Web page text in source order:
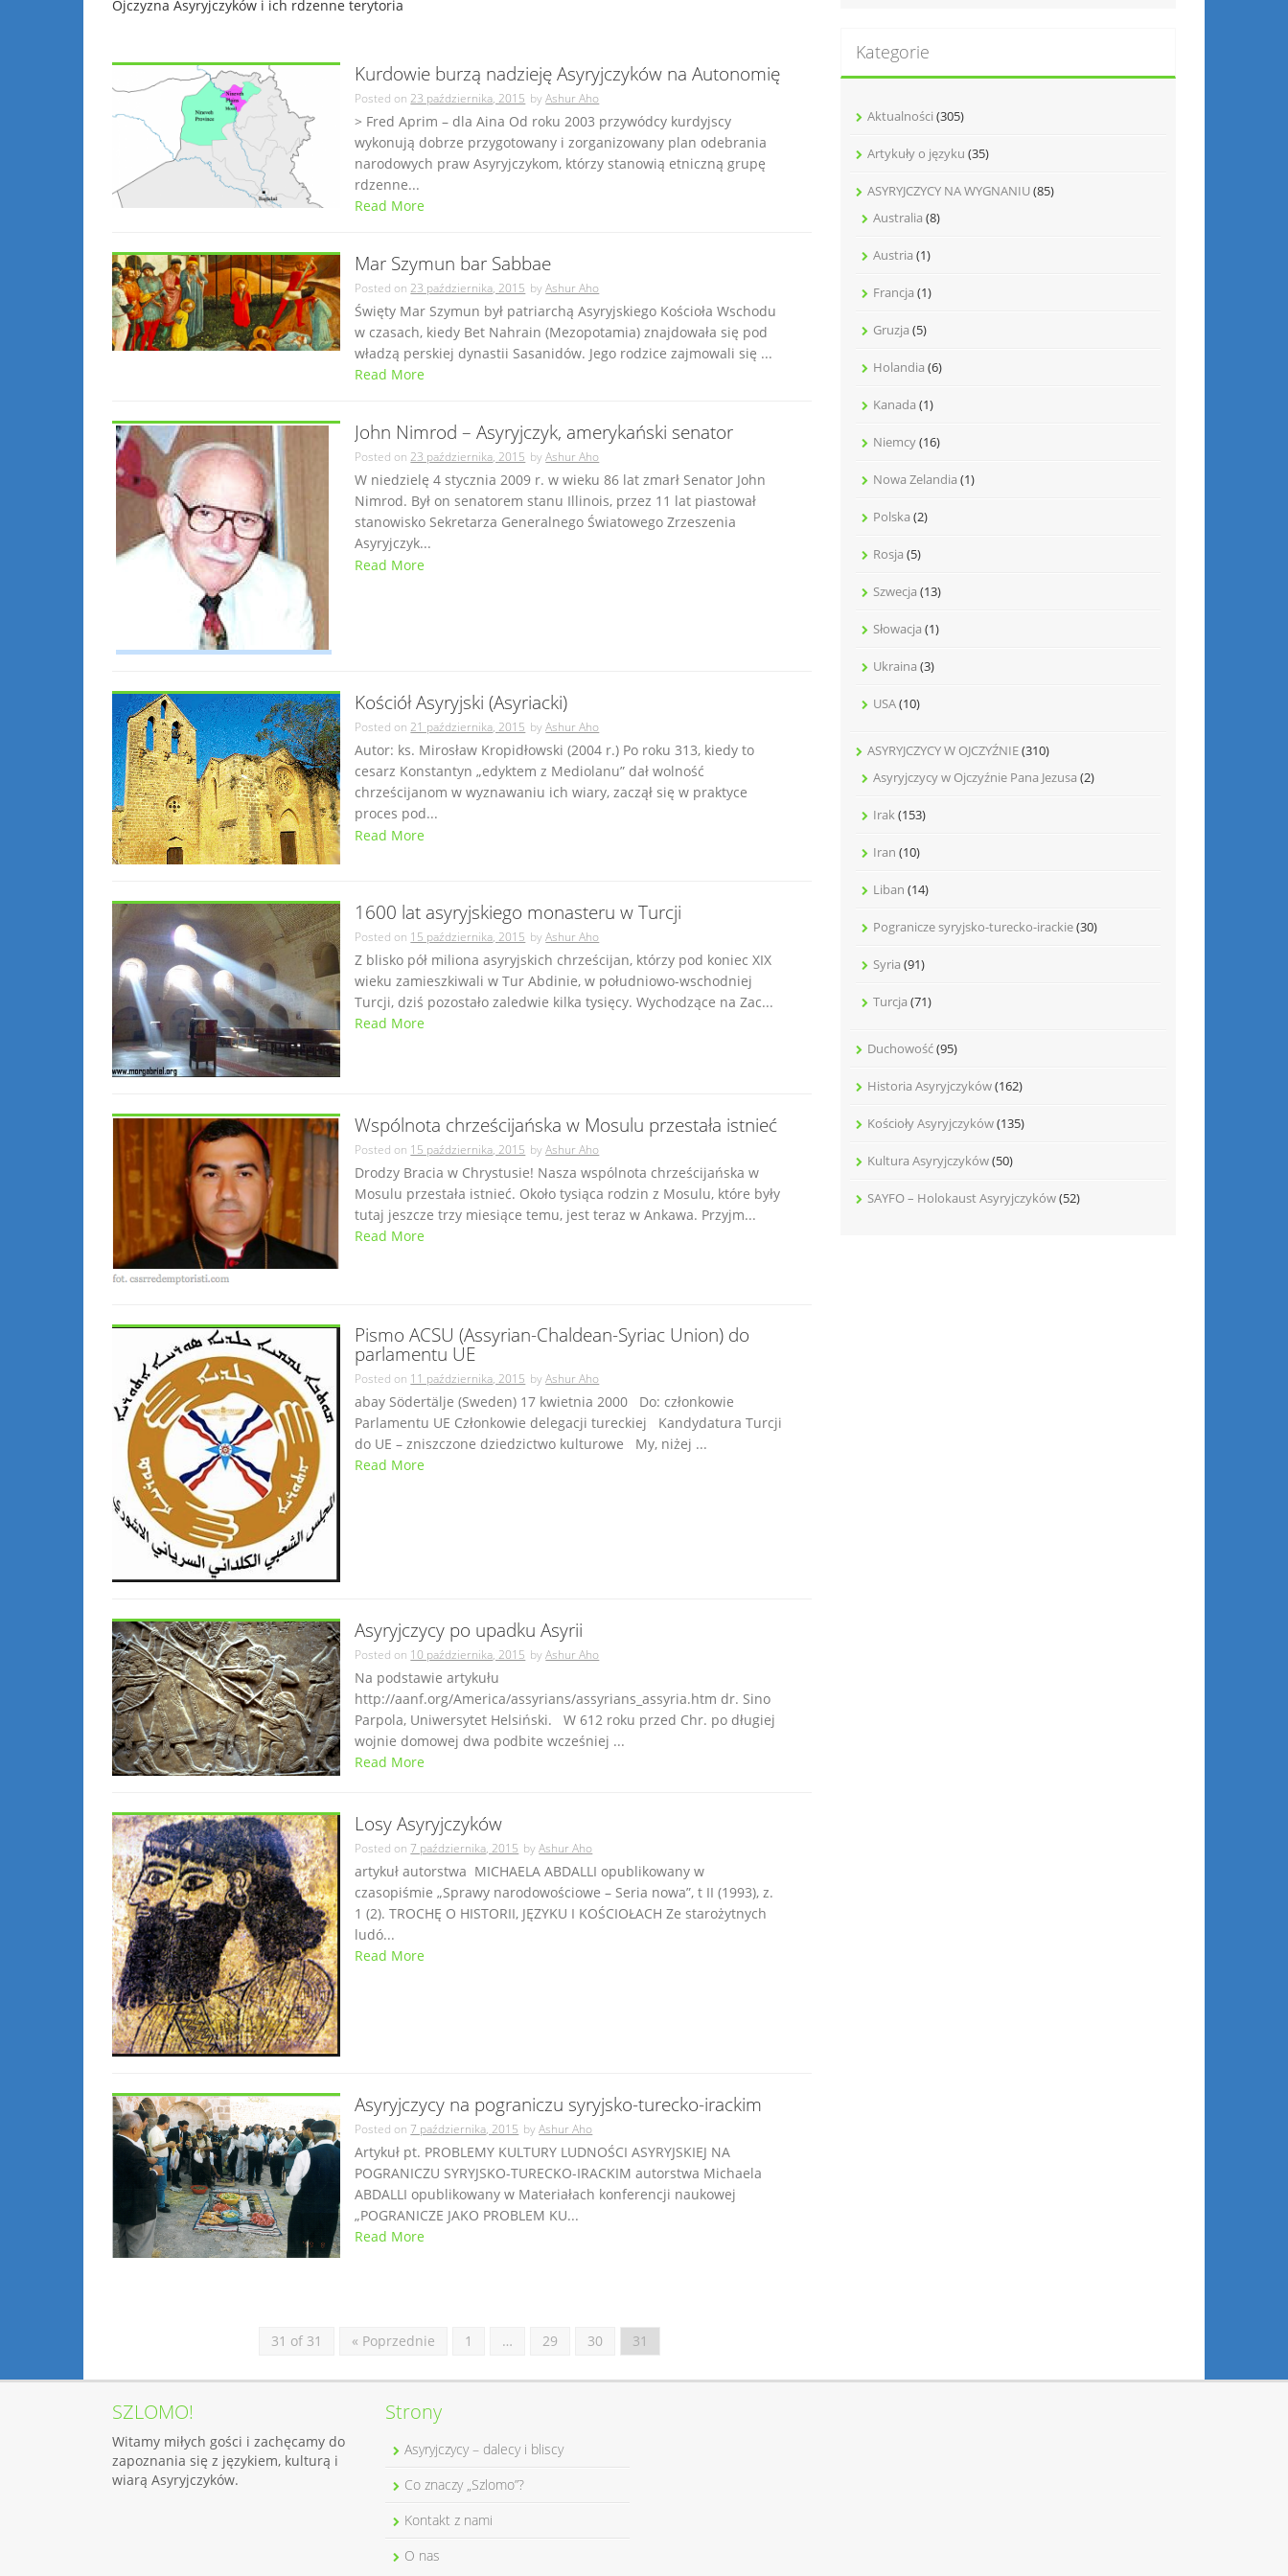
Ojczyzna Asyryjczyków i ich rdzenne terytoria
Kurdowie burzą nadzieję Asyryjczyków na Autonomię
Posted on23 października, 2015 byAshur Aho
> Fred Aprim – dla Aina Od roku 2003 przywódcy kurdyjscy
wykonują dobrze przygotowany i zorganizowany plan odebrania
narodowych praw Asyryjczykom, którzy stanowią etniczną grupę
rdzenne...
Read More
Mar Szymun bar Sabbae
Posted on23 października, 2015 byAshur Aho
Święty Mar Szymun był patriarchą Asyryjskiego Kościoła Wschodu
w czasach, kiedy Bet Nahrain (Mezopotamia) znajdowała się pod
władzą perskiej dynastii Sasanidów. Jego rodzice zajmowali się ...
Read More
John Nimrod – Asyryjczyk, amerykański senator
Posted on23 października, 2015 byAshur Aho
W niedzielę 4 stycznia 2009 r. w wieku 86 lat zmarł Senator John
Nimrod. Był on senatorem stanu Illinois, przez 11 lat piastował
stanowisko Sekretarza Generalnego Światowego Zrzeszenia
Asyryjczyk...
Read More
Kościół Asyryjski (Asyriacki)
Posted on21 października, 2015 byAshur Aho
Autor: ks. Mirosław Kropidłowski (2004 r.) Po roku 313, kiedy to
cesarz Konstantyn „edyktem z Mediolanu” dał wolność
chrześcijanom w wyznawaniu ich wiary, zaczął się w praktyce
proces pod...
Read More
1600 lat asyryjskiego monasteru w Turcji
Posted on 15 października, 2015 byAshur Aho
Z blisko pół miliona asyryjskich chrześcijan, którzy pod koniec XIX
wieku zamieszkiwali w Tur Abdinie, w południowo-wschodniej
Turcji, dziś pozostało zaledwie kilka tysięcy. Wychodzące na Zac...
Read More
Wspólnota chrześcijańska w Mosulu przestała istnieć
Posted on 15 października, 2015 byAshur Aho
Drodzy Bracia w Chrystusie! Nasza wspólnota chrześcijańska w
Mosulu przestała istnieć. Około tysiąca rodzin z Mosulu, które były
tutaj jeszcze trzy miesiące temu, jest teraz w Ankawa. Przyjm...
Read More
Pismo ACSU (Assyrian-Chaldean-Syriac Union) do
parlamentu UE
Posted on 11 października, 2015 byAshur Aho
abay Södertälje (Sweden) 17 kwietnia 2000 Do: członkowie
Parlamentu UE Członkowie delegacji tureckiej Kandydatura Turcji
do UE – zniszczone dziedzictwo kulturowe My, niżej ...
Read More
Asyryjczycy po upadku Asyrii
Posted on 10 października, 2015 byAshur Aho
Na podstawie artykułu
http://aanf.org/America/assyrians/assyrians_assyria.htm dr. Sino
Parpola, Uniwersytet Helsiński. W 612 roku przed Chr. po długiej
wojnie domowej dwa podbite wcześniej ...
Read More
Losy Asyryjczyków
Posted on 7 października, 2015 byAshur Aho
artykuł autorstwa MICHAELA ABDALLI opublikowany w
czasopiśmie „Sprawy narodowościowe – Seria nowa”, t II (1993), z.
1 (2). TROCHĘ O HISTORII, JĘZYKU I KOŚCIOŁACH Ze starożytnych
ludó...
Read More
Asyryjczycy na pograniczu syryjsko-turecko-irackim
Posted on 7 października, 2015 byAshur Aho
Artykuł pt. PROBLEMY KULTURY LUDNOŚCI ASYRYJSKIEJ NA
POGRANICZU SYRYJSKO-TURECKO-IRACKIM autorstwa Michaela
ABDALLI opublikowany w Materiałach konferencji naukowej
„POGRANICZE JAKO PROBLEM KU...
Read More
31 of 31 « Poprzednie 1 … 29 30 31
Kategorie
Aktualności (305)
Artykuły o języku (35)
ASYRYJCZYCY NA WYGNANIU(85)
Australia (8)
Austria (1)
Francja (1)
Gruzja (5)
Holandia (6)
Kanada (1)
Niemcy(16)
Nowa Zelandia (1)
Polska (2)
Rosja (5)
Szwecja (13)
Słowacja (1)
Ukraina (3)
USA(10)
ASYRYJCZYCY W OJCZYŹNIE(310)
Asyryjczycy w Ojczyźnie Pana Jezusa (2)
Irak(153)
Iran (10)
Liban (14)
Pogranicze syryjsko-turecko-irackie(30)
Syria (91)
Turcja (71)
Duchowość(95)
Historia Asyryjczyków(162)
Kościoły Asyryjczyków(135)
Kultura Asyryjczyków(50)
SAYFO – Holokaust Asyryjczyków(52)
SZLOMO!
Witamy miłych gości i zachęcamy do
zapoznania się z językiem, kulturą i
wiarą Asyryjczyków.
Strony
Asyryjczycy – dalecy i bliscy
Co znaczy „Szlomo”?
Kontakt z nami
O nas